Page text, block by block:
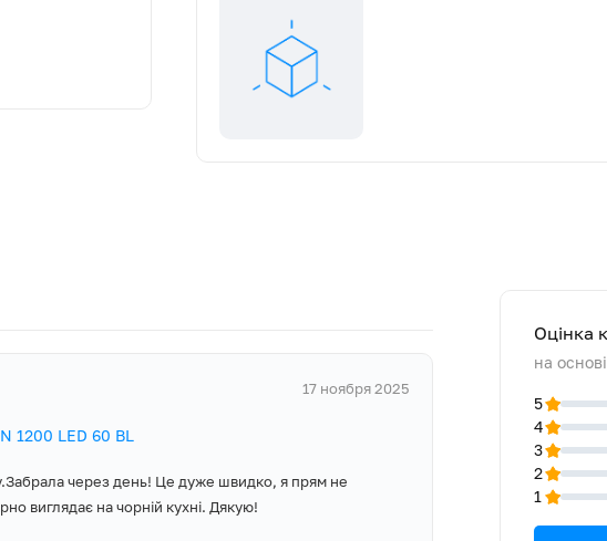
щойно
та диму стає
17 ноября 2025
1200 LED 60 BL
через день! Це дуже швидко, я прям не
виглядає на чорній кухні. Дякую!
Оцінка
на основі
5
4
3
2
1